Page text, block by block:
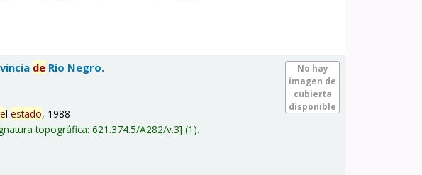
No hay
imagen de
cubierta
disponible
de Río Negro.
lestado, 1988
topográfica:621.374.5/A282/v.3 (1).